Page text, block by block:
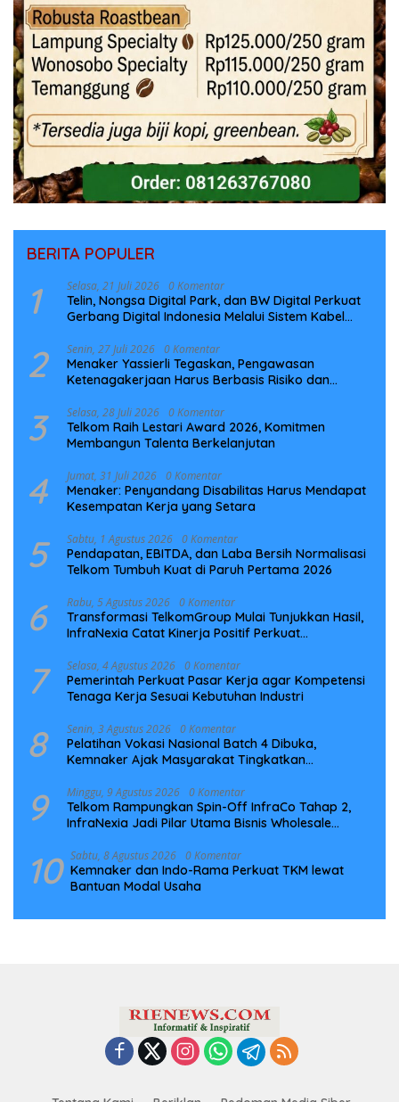
BERITA POPULER
1 Selasa, 21 Juli 2026 0 Komentar
Telin, Nongsa Digital Park, dan BW Digital Perkuat
Gerbang Digital Indonesia Melalui Sistem Kabel
2 Senin, 27 Juli 2026 0 Komentar
Menaker Yassierli Tegaskan, Pengawasan
Ketenagakerjaan Harus Berbasis Risiko dan
3 Selasa, 28 Juli 2026 0 Komentar
Telkom Raih Lestari Award 2026, Komitmen
Membangun Talenta Berkelanjutan
4 Jumat, 31 Juli 2026 0 Komentar
Menaker: Penyandang Disabilitas Harus Mendapat
Kesempatan Kerja yang Setara
5 Sabtu, 1 Agustus 2026 0 Komentar
Pendapatan, EBITDA, dan Laba Bersih Normalisasi
Telkom Tumbuh Kuat di Paruh Pertama 2026
6 Rabu, 5 Agustus 2026 0 Komentar
Transformasi TelkomGroup Mulai Tunjukkan Hasil,
InfraNexia Catat Kinerja Positif Perkuat
7 Selasa, 4 Agustus 2026 0 Komentar
Pemerintah Perkuat Pasar Kerja agar Kompetensi
Tenaga Kerja Sesuai Kebutuhan Industri
8 Senin, 3 Agustus 2026 0 Komentar
Pelatihan Vokasi Nasional Batch 4 Dibuka,
Kemnaker Ajak Masyarakat Tingkatkan
9 Minggu, 9 Agustus 2026 0 Komentar
Telkom Rampungkan Spin-Off InfraCo Tahap 2,
InfraNexia Jadi Pilar Utama Bisnis Wholesale
10 Sabtu, 8 Agustus 2026 0 Komentar
Kemnaker dan Indo-Rama Perkuat TKM lewat
Bantuan Modal Usaha